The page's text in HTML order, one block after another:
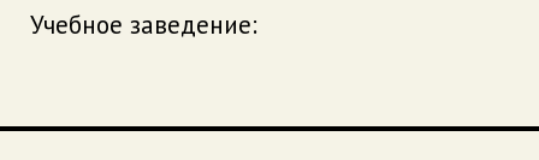
Учебное заведение: